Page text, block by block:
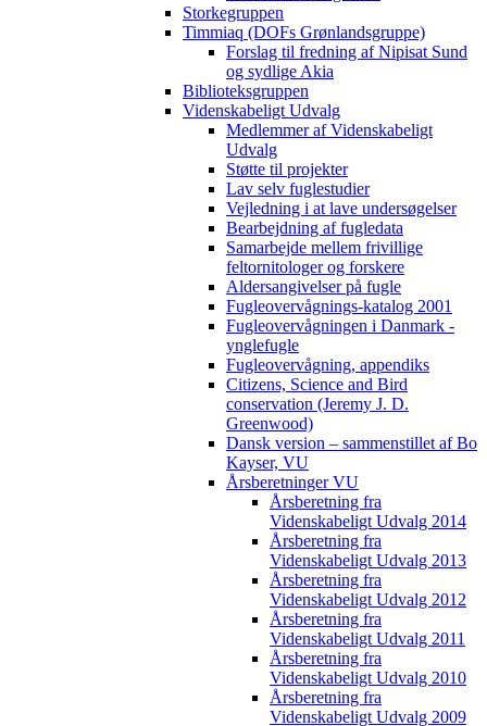
Storkegruppen
Timmiaq (DOFs Grønlandsgruppe)
Forslag til fredning af Nipisat Sund
og sydlige Akia
Biblioteksgruppen
Videnskabeligt Udvalg
Medlemmer af Videnskabeligt
Udvalg
Støtte til projekter
Lav selv fuglestudier
Vejledning i at lave undersøgelser
Bearbejdning af fugledata
Samarbejde mellem frivillige
feltornitologer og forskere
Aldersangivelser på fugle
Fugleovervågnings-katalog 2001
Fugleovervågningen i Danmark -
ynglefugle
Fugleovervågning, appendiks
Citizens, Science and Bird
conservation (Jeremy J. D.
Greenwood)
Dansk version – sammenstillet af Bo
Kayser, VU
Årsberetninger VU
Årsberetning fra
Videnskabeligt Udvalg 2014
Årsberetning fra
Videnskabeligt Udvalg 2013
Årsberetning fra
Videnskabeligt Udvalg 2012
Årsberetning fra
Videnskabeligt Udvalg 2011
Årsberetning fra
Videnskabeligt Udvalg 2010
Årsberetning fra
Videnskabeligt Udvalg 2009